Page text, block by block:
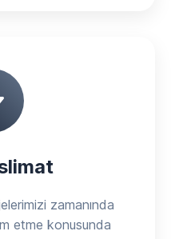
zamanında
etme konusunda